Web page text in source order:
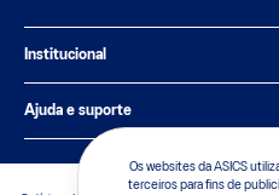
Os websites da ASICS
terceiros para fins de
Institucional
Política de Privacidade
Sobre a ASICS
Sustentabilidade
Ajuda e suporte
Central de Relacionamento